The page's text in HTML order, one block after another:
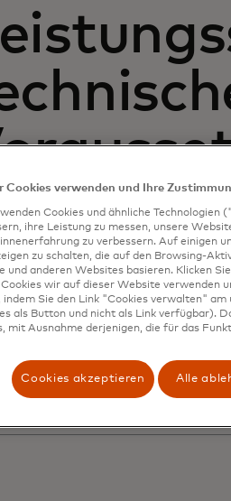
Cookies verwenden und Ihre
Cookies und ähnliche Technologien
ihre Leistung zu messen, unsere
zu verbessern. Auf einigen
zu schalten, die auf den Browsing-
und anderen Websites basieren. Klicken
wir auf dieser Website verwenden
indem Sie den Link "Cookies verwalten"
als Button und nicht als Link verfügbar).
mit Ausnahme derjenigen, die für das
Cookies akzeptieren Alle